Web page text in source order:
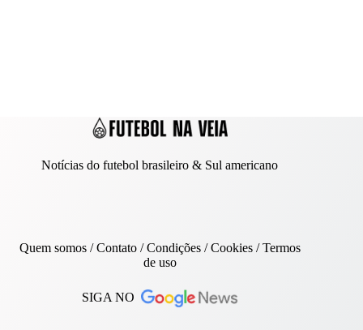
Notícias do futebol brasileiro & Sul americano
Quem somos/Contato/ Condições /Cookies/Termos
de uso
SIGA NO